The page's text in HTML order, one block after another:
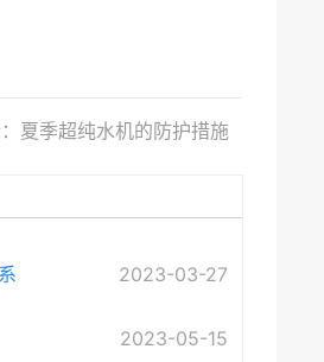
夏季超纯水机的防护措施
2023-03-27
2023-05-15